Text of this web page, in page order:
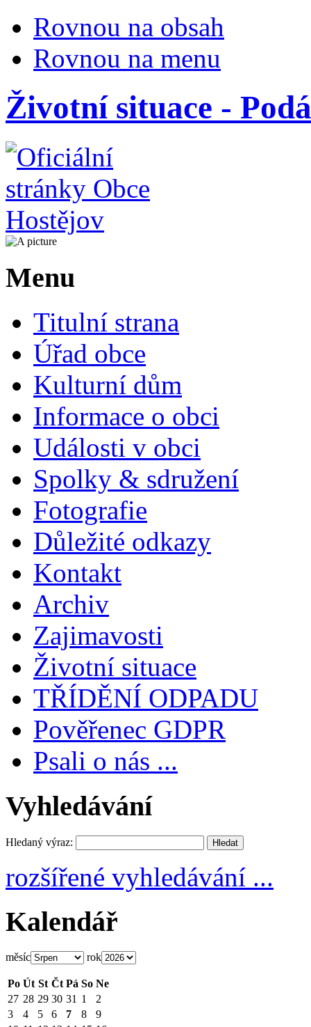
Rovnou na obsah
Rovnou na menu
Životní situace -
Menu
Titulní strana
Úřad obce
Kulturní dům
Informace o obci
Události v obci
Spolky & sdružení
Fotografie
Důležité odkazy
Kontakt
Archiv
Zajimavosti
Životní situace
TŘÍDĚNÍ ODPADU
Pověřenec GDPR
Psali o nás ...
Vyhledávání
Hledaný výraz:
rozšířené vyhledávání ...
Kalendář
měsíc rok
Po Út St Čt Pá So Ne
27 28 29 30 31 1
2
3
4 5 6 7 8
9